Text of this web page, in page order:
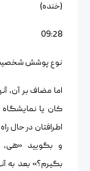
(خنده)
09:28
نوع پوشش
اما مضاف بر آن،
کان یا
اطرافتان در حال
و بگویید
بگیرم؟» بعد به